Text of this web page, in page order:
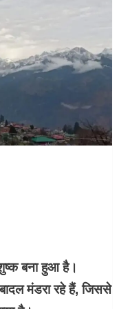
बना हुआ है।
मंडरा रहे हैं, जिससे